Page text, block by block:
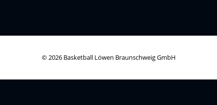
© 2026 Basketball Löwen Braunschweig GmbH